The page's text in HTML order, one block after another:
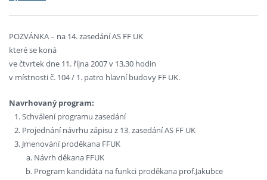
POZVÁNKA – na 14. zasedání AS FF UK
které se koná
ve čtvrtek dne 11. října 2007 v 13,30 hodin
v místnosti č. 104 / 1. patro hlavní budovy FF UK.
Navrhovaný program:
Schválení programu zasedání
Projednání návrhu zápisu z 13. zasedání AS FF UK
Jmenování proděkana FFUK
Návrh děkana FFUK
Program kandidáta na funkci proděkana prof.Jakubce